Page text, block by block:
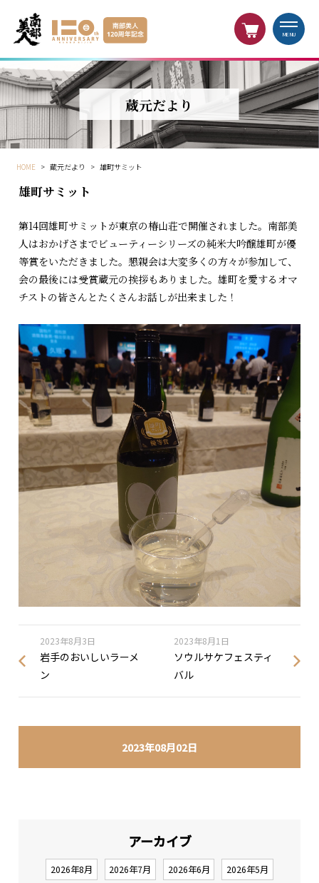
MENU
蔵元だより
HOME > 蔵元だより > 雄町サミット
2023年08月02日
雄町サミット
第14回雄町サミットが東京の椿山荘で開催されました。南部美
人はおかげさまでビューティーシリーズの純米大吟醸雄町が優
等賞をいただきました。懇親会は大変多くの方々が参加して、
会の最後には受賞蔵元の挨拶もありました。雄町を愛するオマ
チストの皆さんとたくさんお話しが出来ました！
2023年8月3日
岩手のおいしいラーメ
ン
2023年8月1日
ソウルサケフェスティ
バル
アーカイブ
2026年8月 2026年7月 2026年6月 2026年5月